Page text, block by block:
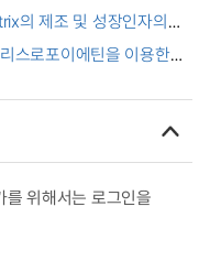
nanospheres
의 제조 및 성장인자의
스로포이에틴을 이용한
위해서는 로그인을